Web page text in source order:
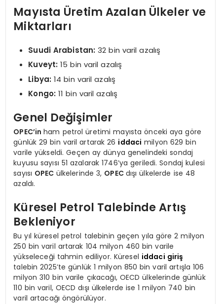
Mayısta Üretim Azalan Ülkeler ve
Miktarları
Suudi Arabistan:32 bin varil azalış
Kuveyt:15 bin varil azalış
Libya:14 bin varil azalış
Kongo:11 bin varil azalış
Genel Değişimler
OPEC’inham petrol üretimi mayısta önceki aya göre
günlük 29 bin varil artarak 26 iddaci milyon 629 bin
varile yükseldi. Geçen ay dünya genelindeki sondaj
kuyusu sayısı 51 azalarak 1746’ya geriledi. Sondaj kulesi
sayısı OPEC ülkelerinde 3, OPEC dışı ülkelerde ise 48
azaldı.
Küresel Petrol Talebinde Artış
Bekleniyor
Bu yıl küresel petrol talebinin geçen yıla göre 2 milyon
250 bin varil artarak 104 milyon 460 bin varile
yükseleceği tahmin ediliyor. Küresel iddaci giriş
talebin 2025’te günlük 1 milyon 850 bin varil artışla 106
milyon 310 bin varile çıkacağı, OECD ülkelerinde günlük
110 bin varil, OECD dışı ülkelerde ise 1 milyon 740 bin
varil artacağı öngörülüyor.